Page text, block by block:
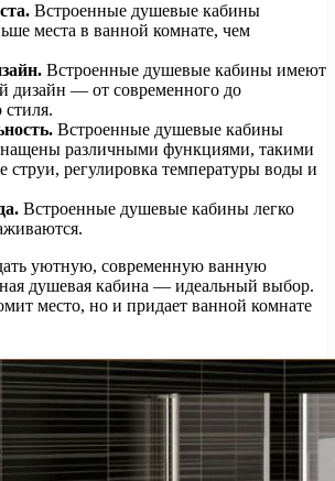
Встроенные душевые кабины
места в ванной комнате, чем
Встроенные душевые кабины имеют
дизайн — от современного до
стиля.
Встроенные душевые кабины
различными функциями, такими
струи, регулировка температуры воды и
Встроенные душевые кабины легко
уютную, современную ванную
душевая кабина — идеальный выбор.
место, но и придает ванной комнате